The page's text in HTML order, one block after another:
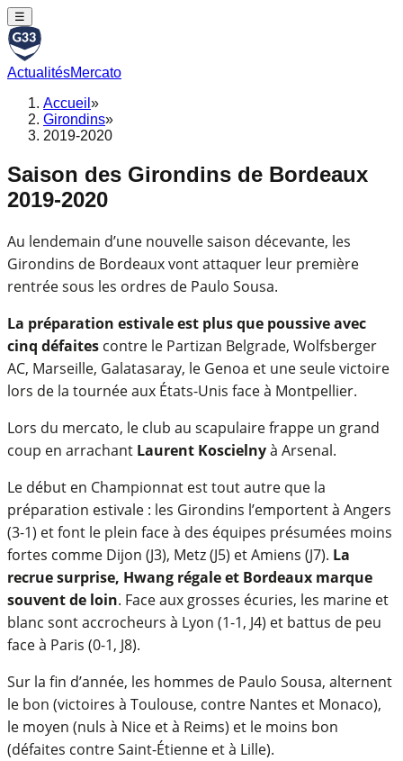
☰
ActualitésMercato
Accueil »
Girondins»
2019-2020
Saison des Girondins de Bordeaux
2019-2020
Au lendemain d’une nouvelle saison décevante, les
Girondins de Bordeaux vont attaquer leur première
rentrée sous les ordres de Paulo Sousa.
La préparation estivale est plus que poussive avec
cinq défaites contre le Partizan Belgrade, Wolfsberger
AC, Marseille, Galatasaray, le Genoa et une seule victoire
lors de la tournée aux États-Unis face à Montpellier.
Lors du mercato, le club au scapulaire frappe un grand
coup en arrachant Laurent Koscielnyà Arsenal.
Le début en Championnat est tout autre que la
préparation estivale : les Girondins l’emportent à Angers
(3-1) et font le plein face à des équipes présumées moins
fortes comme Dijon (J3), Metz (J5) et Amiens (J7). La
recrue surprise, Hwang régale et Bordeaux marque
souvent de loin. Face aux grosses écuries, les marine et
blanc sont accrocheurs à Lyon (1-1, J4) et battus de peu
face à Paris (0-1, J8).
Sur la fin d’année, les hommes de Paulo Sousa, alternent
le bon (victoires à Toulouse, contre Nantes et Monaco),
le moyen (nuls à Nice et à Reims) et le moins bon
(défaites contre Saint-Étienne et à Lille).